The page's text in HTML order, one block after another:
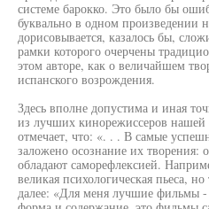
системе барокко. Это было бы
буквально в одном произведении
дорисовывается, казалось бы,
рамки которого очерчены
этом авторе, как о величайшем
испанского возрождения.
Здесь вполне допустима и иная
из лучших кинорежиссеров
отмечает, что: «. . . В самые
заложено осознание их творения:
обладают саморефлексией.
великая психологическая пьеса,
далее: «Для меня лучшие фильмы -